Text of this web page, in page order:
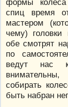
спиц время
мастером
чему)
обе смотрят
по
ведут нас к
собирать
быть набран